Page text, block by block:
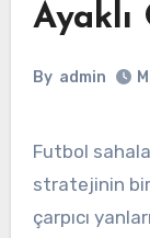
Ayaklı
By admin
Futbol sahaları, muhteşem yeteneklerin, hızın ve
stratejinin
çarpıcı